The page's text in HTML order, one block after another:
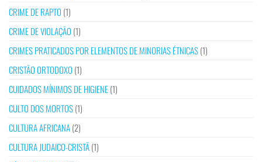
CRIME DE RAPTO (1)
CRIME DE VIOLAÇÃO (1)
CRIMES PRATICADOS POR ELEMENTOS DE MINORIAS ÉTNICAS(1)
CRISTÃO ORTODOXO (1)
CUIDADOS MÍNIMOS DE HIGIENE(1)
CULTO DOS MORTOS(1)
CULTURA AFRICANA(2)
CULTURA JUDAICO-CRISTÃ(1)